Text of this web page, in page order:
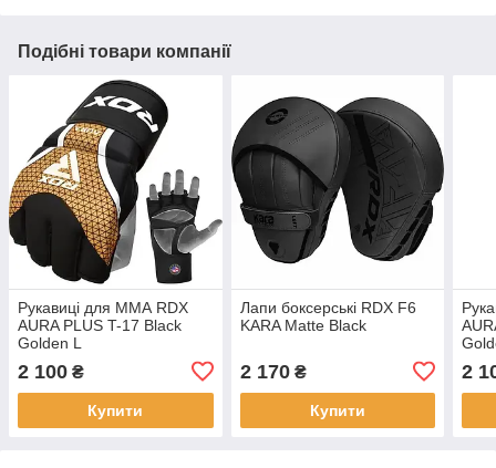
Подібні товари компанії
Рукавиці для ММА RDX
AURA PLUS T-17 Black
Golden L
2 100 ₴
Купити
Лапи боксерські RDX F6
KARA Matte Black
2 170₴
Купити
2